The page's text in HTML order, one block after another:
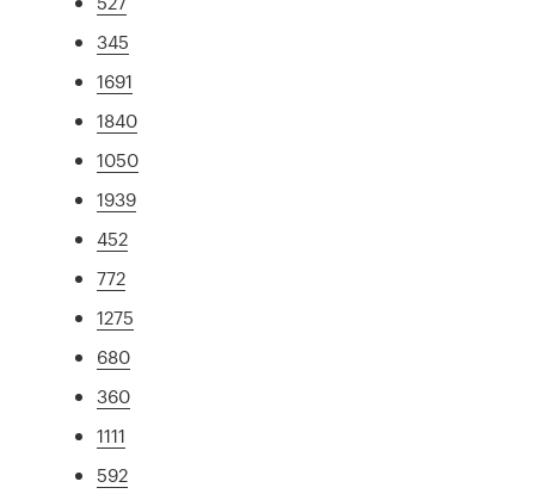
345
1691
1840
1050
1939
452
772
1275
680
360
1111
592